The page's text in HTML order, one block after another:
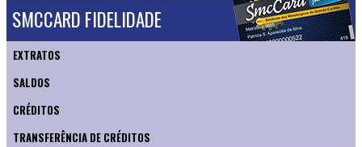
SMCCARD FIDELIDADE
EXTRATOS
SALDOS
CRÉDITOS
TRANSFERÊNCIA DE CRÉDITOS